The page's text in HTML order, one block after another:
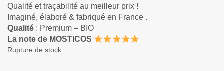
Qualité et traçabilité au meilleur prix !
Imaginé, élaboré & fabriqué en France .
Qualité : Premium – BIO
La note de MOSTICOS
Rupture de stock